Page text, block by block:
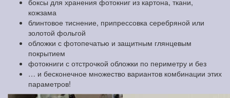
боксы для хранения фотокниг из картона, ткани,
кожзама
блинтовое тиснение, припрессовка серебряной или
золотой фольгой
обложки с фотопечатью и защитным глянцевым
покрытием
фотокниги с отстрочкой обложки по периметру и без
… и бесконечное множество вариантов комбинации этих
параметров!